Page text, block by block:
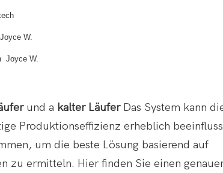
W.
Joyce W.
und a kalter Läufer Das System kann
Produktionseffizienz erheblich
um die beste Lösung basierend auf
zu ermitteln. Hier finden Sie einen